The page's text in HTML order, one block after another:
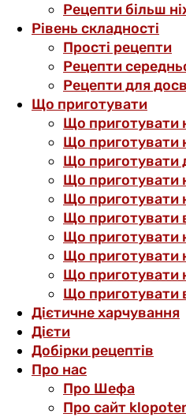
Рецепти більш
Рівень складності
Прості рецепти
Рецепти
Рецепти для
Що приготувати
Що приготувати
Що приготувати
Що приготувати
Що приготувати
Що приготувати
Що приготувати
Що приготувати
Що приготувати
Що приготувати
Що приготувати
Дієтичне харчування
Дієти
Добірки рецептів
Про нас
Про Шефа
Про сайт